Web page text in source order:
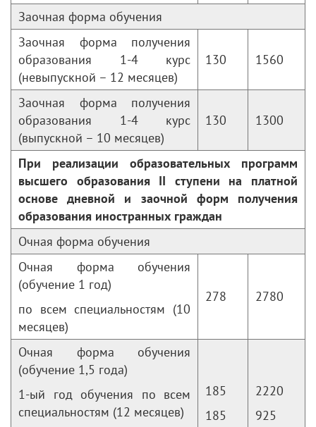
Заочная форма обучения
Заочная форма получения
образования 1-4 курс
(невыпускной – 12 месяцев)
130 1560
Заочная форма получения
образования 1-4 курс
(выпускной – 10 месяцев)
130 1300
При реализации образовательных программ
высшего образования II ступени на платной
основе дневной и заочной форм получения
образования иностранных граждан
Очная форма обучения
Очная форма обучения
(обучение 1 год)
по всем специальностям (10
месяцев)
278 2780
Очная форма обучения
(обучение 1,5 года)
1-ый год обучения по всем
специальностям (12 месяцев)
185
185
2220
925